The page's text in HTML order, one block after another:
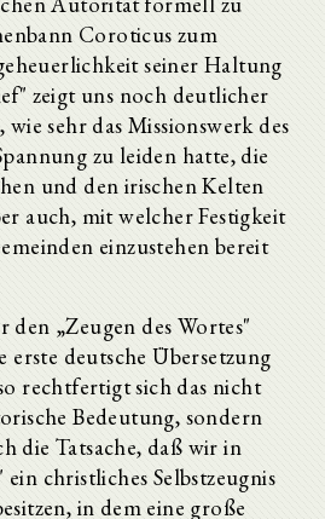
Coroticus zum
seiner Haltung
zeigt uns noch deutlicher
wie sehr das Missionswerk des
zu leiden hatte, die
und den irischen Kelten
auch, mit welcher Festigkeit
einzustehen bereit
den „Zeugen des Wortes"
erste deutsche Übersetzung
rechtfertigt sich das nicht
Bedeutung, sondern
die Tatsache, daß wir in
ein christliches Selbstzeugnis
in dem eine große